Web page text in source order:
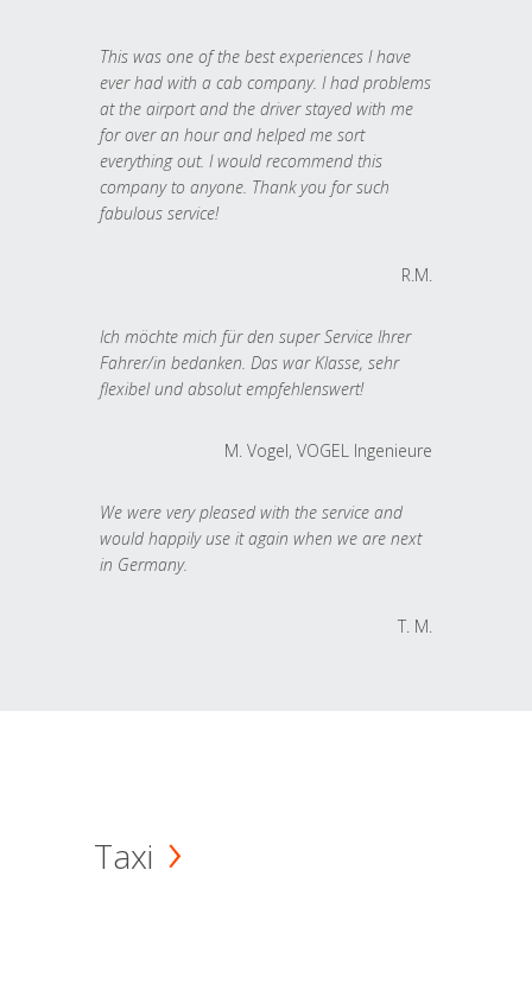
This was one of the best experiences I have
ever had with a cab company. I had problems
at the airport and the driver stayed with me
for over an hour and helped me sort
everything out. I would recommend this
company to anyone. Thank you for such
fabulous service!
R.M.
Ich möchte mich für den super Service Ihrer
Fahrer/in bedanken. Das war Klasse, sehr
flexibel und absolut empfehlenswert!
M. Vogel, VOGEL Ingenieure
We were very pleased with the service and
would happily use it again when we are next
in Germany.
T. M.
Taxi